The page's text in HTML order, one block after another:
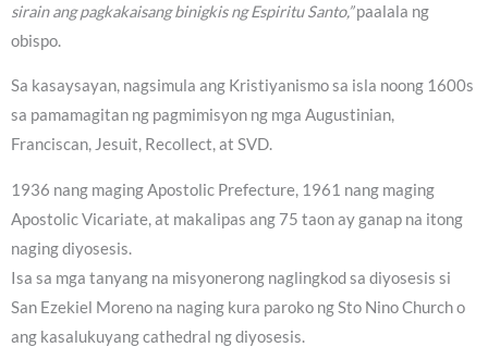
sirain ang pagkakaisang binigkis ng Espiritu Santo,”paalala ng
obispo.
Sa kasaysayan, nagsimula ang Kristiyanismo sa isla noong 1600s
sa pamamagitan ng pagmimisyon ng mga Augustinian,
Franciscan, Jesuit, Recollect, at SVD.
1936 nang maging Apostolic Prefecture, 1961 nang maging
Apostolic Vicariate, at makalipas ang 75 taon ay ganap na itong
naging diyosesis.
Isa sa mga tanyang na misyonerong naglingkod sa diyosesis si
San Ezekiel Moreno na naging kura paroko ng Sto Nino Church o
ang kasalukuyang cathedral ng diyosesis.